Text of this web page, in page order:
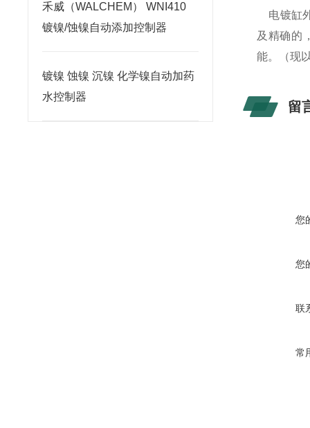
禾威（WALCHEM） WNI410
镀镍/蚀镍自动添加控制器
镀镍 蚀镍 沉镍 化学镍自动加药
水控制器
电镀缸
及精确的
能。（现
留
您
您
联
常